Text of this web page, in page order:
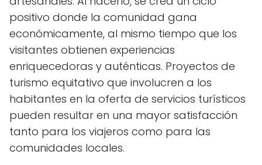
positivo donde la comunidad gana
económicamente, al mismo tiempo que los
visitantes obtienen experiencias
enriquecedoras y auténticas. Proyectos de
turismo equitativo que involucren a los
habitantes en la oferta de servicios turísticos
pueden resultar en una mayor satisfacción
tanto para los viajeros como para las
comunidades locales.